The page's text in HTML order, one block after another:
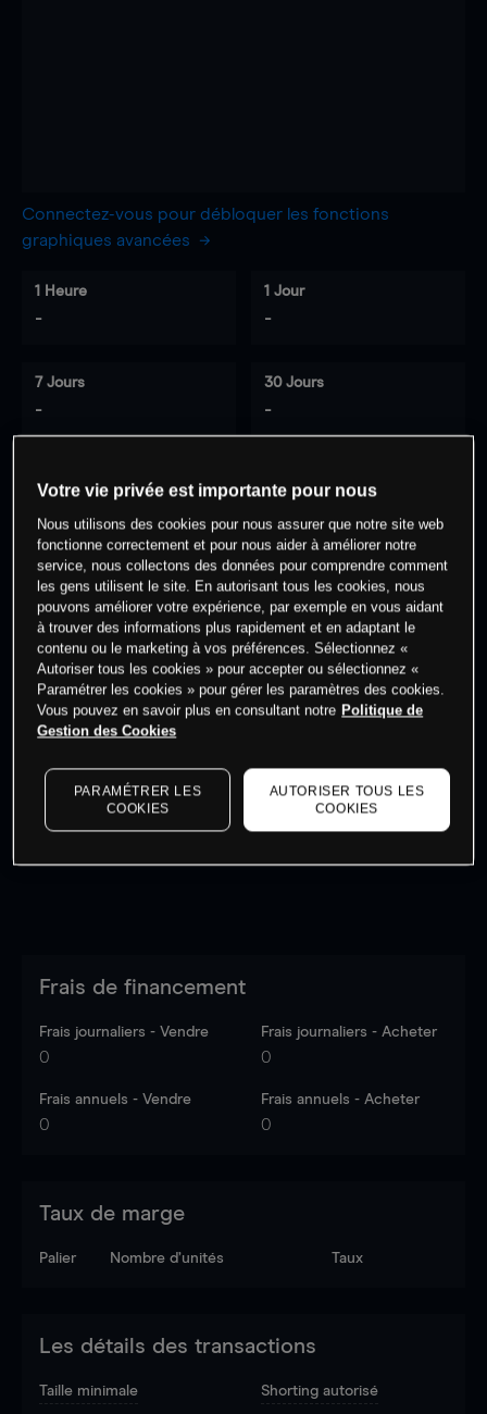
Connectez-vous pour débloquer les fonctions
graphiques avancées
1 Heure
-
1 Jour
-
7 Jours
-
30 Jours
-
0 % des clients ont une position à
cet actif
Commencez à trader
dernières données du marché.Log into see latest
market data
Frais de financement
Frais journaliers - Vendre
0
Frais journaliers - Acheter
0
Frais annuels - Vendre
0
Frais annuels - Acheter
0
Taux de marge
Palier Nombre d’unités Taux
Les détails des transactions
Taille minimale Shorting autorisé
Votre vie privée est importante pour nous
Nous utilisons des cookies pour nous assurer que notre site web
fonctionne correctement et pour nous aider à améliorer notre
service, nous collectons des données pour comprendre comment
les gens utilisent le site. En autorisant tous les cookies, nous
pouvons améliorer votre expérience, par exemple en vous aidant
à trouver des informations plus rapidement et en adaptant le
contenu ou le marketing à vos préférences. Sélectionnez «
Autoriser tous les cookies » pour accepter ou sélectionnez «
Paramétrer les cookies » pour gérer les paramètres des cookies.
Vous pouvez en savoir plus en consultant notre Politique de
Gestion des Cookies
PARAMÉTRER LES
COOKIES
AUTORISER TOUS LES
COOKIES